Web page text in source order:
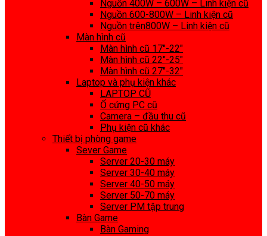
Nguồn 400W – 600W – Linh kiện cũ
Nguồn 600-800W – Linh kiện cũ
Nguồn trên800W – Linh kiện cũ
Màn hình cũ
Màn hình cũ 17″-22″
Màn hình cũ 22″-25″
Màn hình cũ 27″-32″
Laptop và phụ kiện khác
LAPTOP CŨ
Ổ cứng PC cũ
Camera – đầu thu cũ
Phụ kiện cũ khác
Thiết bị phòng game
Sever Game
Server 20-30 máy
Server 30-40 máy
Server 40-50 máy
Server 50-70 máy
Server PM tập trung
Bàn Game
Bàn Gaming